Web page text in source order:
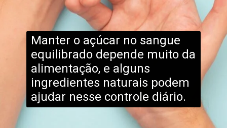
Manter o açúcar no sangue
equilibrado depende muito da
alimentação, e alguns
ingredientes naturais podem
ajudar nesse controle diário.